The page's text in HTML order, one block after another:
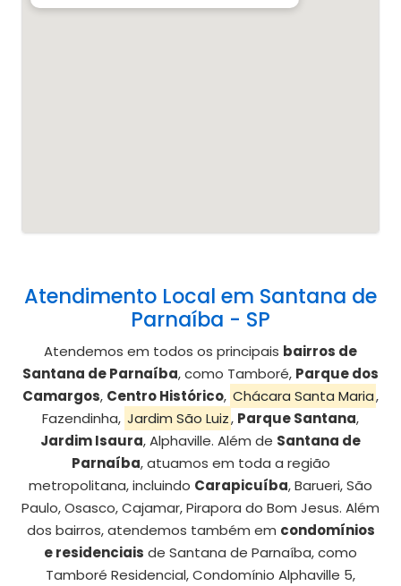
Atendimento Local em Santana de
Parnaíba - SP
Atendemos em todos os principais bairros de
Santana de Parnaíba, como Tamboré, Parque dos
Camargos, Centro Histórico, Chácara Santa Maria,
Fazendinha, Jardim São Luiz, Parque Santana,
Jardim Isaura, Alphaville. Além de Santana de
Parnaíba, atuamos em toda a região
metropolitana, incluindo Carapicuíba, Barueri, São
Paulo, Osasco, Cajamar, Pirapora do Bom Jesus. Além
dos bairros, atendemos também em condomínios
e residenciais de Santana de Parnaíba, como
Tamboré Residencial, Condomínio Alphaville 5,